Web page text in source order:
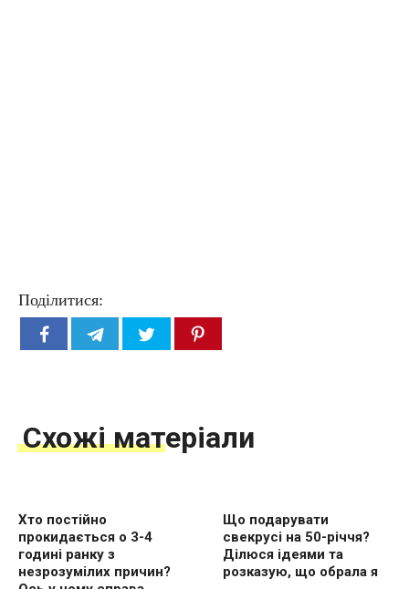
Поділитися:
Схожі матеріали
Хто постійно
прокидається о 3-4
годині ранку з
незрозумілих причин?
Що подарувати
свекрусі на 50-річчя?
Ділюся ідеями та
розказую, що обрала я